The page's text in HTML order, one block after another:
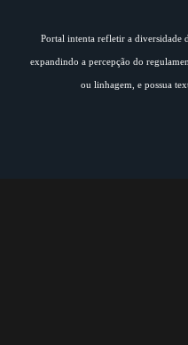
Portal intenta refletir a diversidade
expandindo a percepção do
ou linhagem, e possua